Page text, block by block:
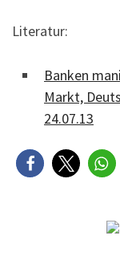
Literatur:
Banken
Markt,
24.07.13